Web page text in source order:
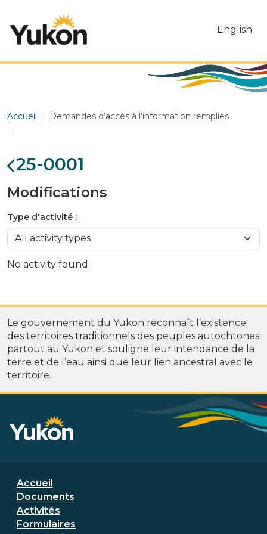
English
Accueil
Demandes d’accès à l’information remplies
25-0001
Modifications
Type d'activité
No activity found.
Le gouvernement du Yukon reconnaît l’existence
des territoires traditionnels des peuples autochtones
partout au Yukon et souligne leur intendance de la
terre et de l’eau ainsi que leur lien ancestral avec le
territoire.
Menu de bas de page
Accueil
Documents
Activités
Formulaires